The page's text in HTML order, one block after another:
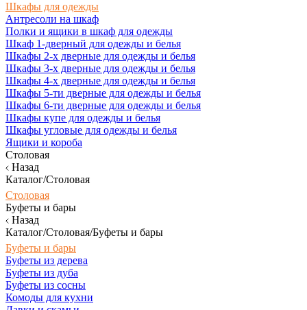
Шкафы для одежды
Антресоли на шкаф
Полки и ящики в шкаф для одежды
Шкаф 1-дверный для одежды и белья
Шкафы 2-х дверные для одежды и белья
Шкафы 3-х дверные для одежды и белья
Шкафы 4-х дверные для одежды и белья
Шкафы 5-ти дверные для одежды и белья
Шкафы 6-ти дверные для одежды и белья
Шкафы купе для одежды и белья
Шкафы угловые для одежды и белья
Ящики и короба
Столовая
Назад
Каталог/Столовая
Столовая
Буфеты и бары
Назад
Каталог/Столовая/Буфеты и бары
Буфеты и бары
Буфеты из дерева
Буфеты из дуба
Буфеты из сосны
Комоды для кухни